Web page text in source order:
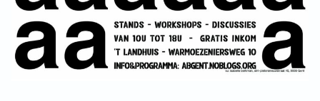
SOLIDARITY FUND
HISTORY OF THE VRIJE BOND